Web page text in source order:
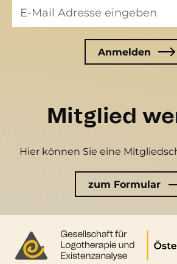
Mitglied
Hier können Sie eine
zum Formular